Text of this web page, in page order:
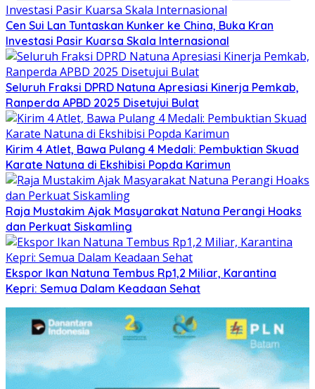
Cen Sui Lan Tuntaskan Kunker ke China, Buka Kran
Investasi Pasir Kuarsa Skala Internasional
Seluruh Fraksi DPRD Natuna Apresiasi Kinerja Pemkab,
Ranperda APBD 2025 Disetujui Bulat
Kirim 4 Atlet, Bawa Pulang 4 Medali: Pembuktian Skuad
Karate Natuna di Ekshibisi Popda Karimun
Raja Mustakim Ajak Masyarakat Natuna Perangi Hoaks
dan Perkuat Siskamling
Ekspor Ikan Natuna Tembus Rp1,2 Miliar, Karantina
Kepri: Semua Dalam Keadaan Sehat